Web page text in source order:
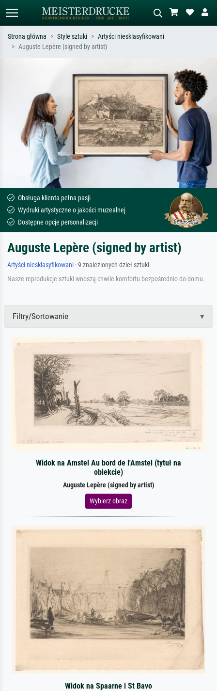
Monet, Gwiaździsta noc,
impresjonizm, fala Hokusaia, akt.
Opisz scenę – np. zielona łąka,
abstrakcja z czerwienią, ciemny olej,
stojący akt obok drzewa.
Strona główna Style sztuki
Artyści niesklasyfikowani
Auguste Lepère (signed by artist)
Obsługa klienta pełna pasji
Wydruki artystyczne o jakości muzealnej
Dostępne opcje personalizacji
Auguste Lepère (signed by artist)
Artyści niesklasyfikowani · 9 znalezionych dzieł sztuki
Nasze reprodukcje sztuki wnoszą chwile komfortu bezpośrednio do domu.
Filtry/Sortowanie
Widok na Amstel Au bord de l'Amstel (tytuł na
obiekcie)
Auguste Lepère (signed by artist)
Wybierz obraz
Widok na Spaarne i St Bavo